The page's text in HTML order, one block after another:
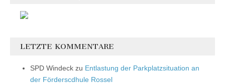
LETZTE KOMMENTARE
SPD Windeck zu Entlastung der Parkplatzsituation an
der Förderscdhule Rossel